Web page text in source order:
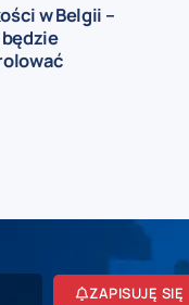
w Belgii –
ZAPISUJĘ SIĘ